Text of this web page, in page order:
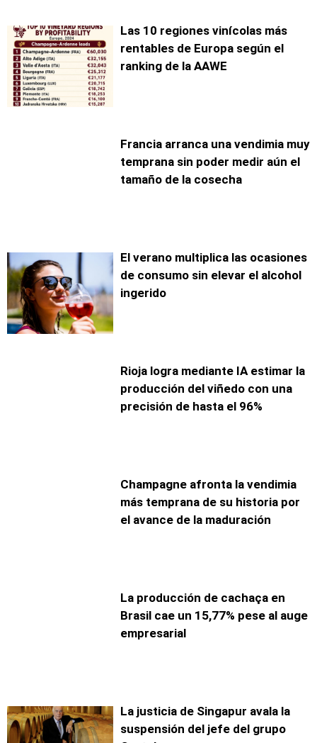
Las 10 regiones vinícolas más
rentables de Europa según el
ranking de la AAWE
Francia arranca una vendimia muy
temprana sin poder medir aún el
tamaño de la cosecha
El verano multiplica las ocasiones
de consumo sin elevar el alcohol
ingerido
Rioja logra mediante IA estimar la
producción del viñedo con una
precisión de hasta el 96%
Champagne afronta la vendimia
más temprana de su historia por
el avance de la maduración
La producción de cachaça en
Brasil cae un 15,77% pese al auge
empresarial
La justicia de Singapur avala la
suspensión del jefe del grupo